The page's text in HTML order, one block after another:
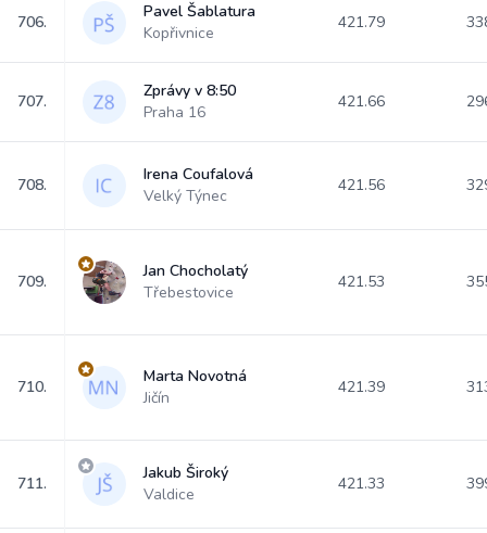
706.
Pavel Šablatura
Kopřivnice
421.79
707.
Zprávy v 8:50
Praha 16
421.66
708.
Irena Coufalová
Velký Týnec
421.56
709.
Jan Chocholatý
Třebestovice
421.53
710.
Marta Novotná
Jičín
421.39
711.
Jakub Široký
Valdice
421.33